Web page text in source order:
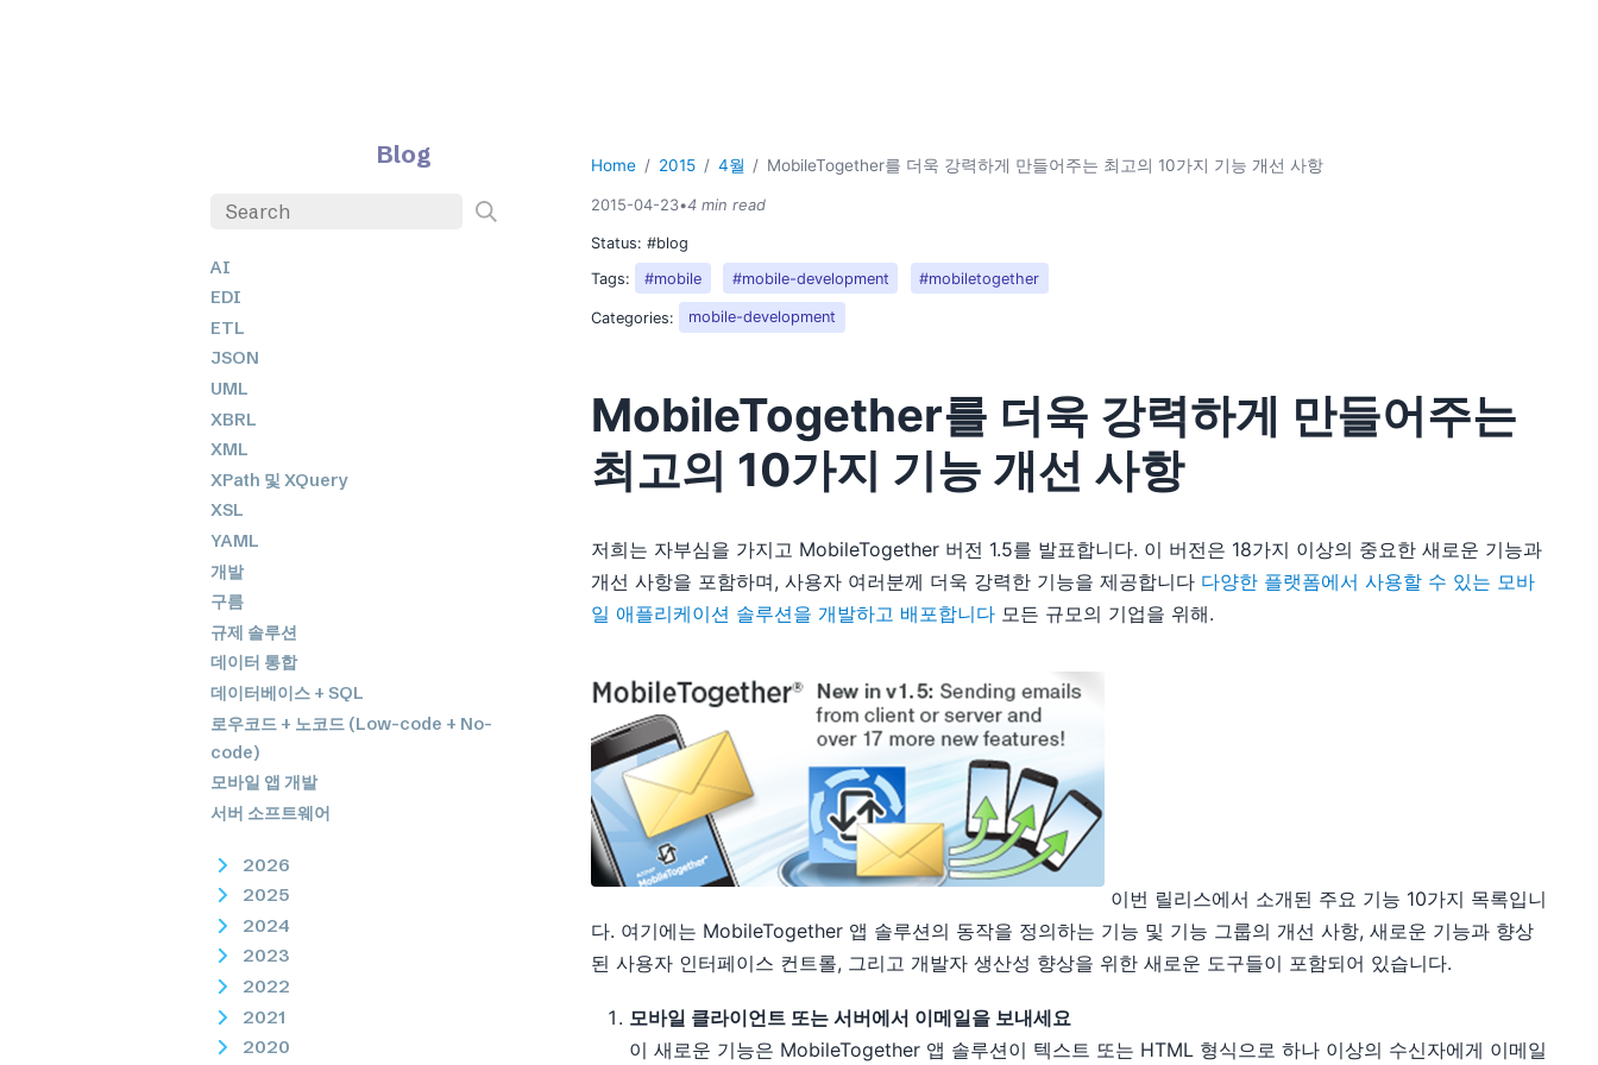
Blog
AI
EDI
ETL
JSON
UML
XBRL
XML
XPath 및 XQuery
XSL
YAML
개발
구름
규제 솔루션
데이터 통합
데이터베이스 + SQL
로우코드 + 노코드 (Low-code + No-
code)
모바일 앱 개발
서버 소프트웨어
2026
2025
2024
2023
2022
2021
2020
Home 2015 4월 MobileTogether를 더욱 강력하게 만들어주는 최고의 10가지 기능 개선 사항
2015-04-23•4 min read
Status:#blog
Tags:
#mobile #mobile-development #mobiletogether
Categories: mobile-development
MobileTogether를 더욱 강력하게 만들어주는
최고의 10가지 기능 개선 사항
저희는 자부심을 가지고 MobileTogether 버전 1.5를 발표합니다. 이 버전은 18가지 이상의 중요한 새로운 기능과
개선 사항을 포함하며, 사용자 여러분께 더욱 강력한 기능을 제공합니다 다양한 플랫폼에서 사용할 수 있는 모바
일 애플리케이션 솔루션을 개발하고 배포합니다 모든 규모의 기업을 위해.
이번 릴리스에서 소개된 주요 기능 10가지 목록입니
다. 여기에는 MobileTogether 앱 솔루션의 동작을 정의하는 기능 및 기능 그룹의 개선 사항, 새로운 기능과 향상
된 사용자 인터페이스 컨트롤, 그리고 개발자 생산성 향상을 위한 새로운 도구들이 포함되어 있습니다.
모바일 클라이언트 또는 서버에서 이메일을 보내세요
이 새로운 기능은 MobileTogether 앱 솔루션이 텍스트 또는 HTML 형식으로 하나 이상의 수신자에게 이메일